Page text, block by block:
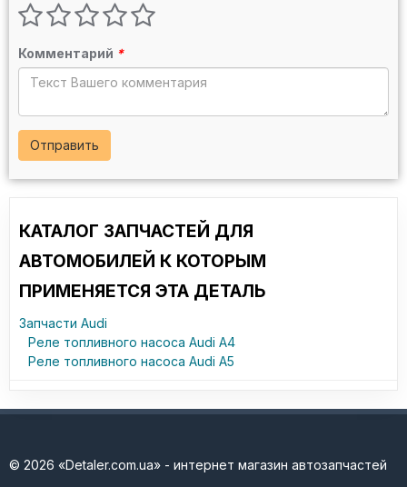
Комментарий *
Отправить
КАТАЛОГ ЗАПЧАСТЕЙ ДЛЯ
АВТОМОБИЛЕЙ К КОТОРЫМ
ПРИМЕНЯЕТСЯ ЭТА ДЕТАЛЬ
Запчасти Audi
Реле топливного насоса Audi A4
Реле топливного насоса Audi A5
© 2026 «Detaler.com.ua» - интернет магазин автозапчастей